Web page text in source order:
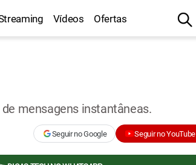
Vídeos Ofertas
mensagens instantâneas.
Seguir no Google Seguir no YouTube